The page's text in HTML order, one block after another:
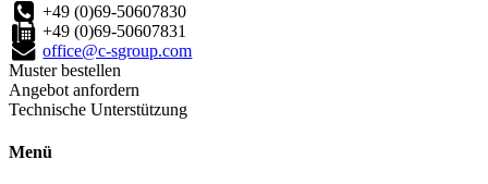
+49 (0)69-50607830
+49 (0)69-50607831
office@c-sgroup.com
Muster bestellen
Angebot anfordern
Technische Unterstützung
Menü